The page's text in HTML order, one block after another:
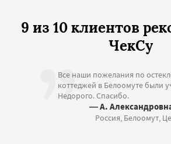
9 из 10 клиентов
ЧекСу
Все наши пожелания по
коттеджей в Белоомуте были
Недорого. Спасибо.
— А.
Россия, Белоомут,